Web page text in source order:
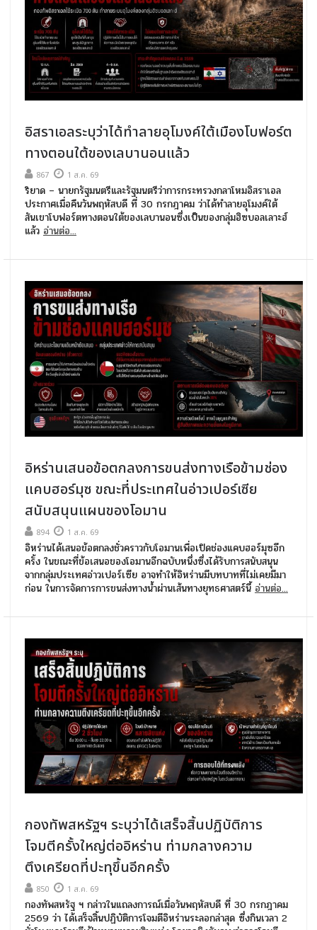
อิสราเอลระบุว่าได้ทำลายอุโมงค์ใต้เมืองโบฟอร์ต
ทางตอนใต้ของเลบานอนแล้ว
867 1 ส.ค. 69
ริยาด – นายกรัฐมนตรีและรัฐมนตรีว่าการกระทรวงกลาโหมอิสราเอล
ประกาศเมื่อคืนวันพฤหัสบดี ที่ 30 กรกฎาคม ว่าได้ทำลายอุโมงค์ใต้
สันเขาโบฟอร์ตทางตอนใต้ของเลบานอนซึ่งเป็นของกลุ่มฮิซบอลเลาะฮ์
แล้ว อ่านต่อ...
อิหร่านเสนอข้อตกลงการขนส่งทางเรือข้ามช่อง
แคบฮอร์มุซ ขณะที่ประเทศในอ่าวเปอร์เซีย
สนับสนุนแผนของโอมาน
894 1 ส.ค. 69
อิหร่านได้เสนอข้อตกลงชั่วคราวกับโอมานเพื่อเปิดช่องแคบฮอร์มุซอีก
ครั้ง ในขณะที่ข้อเสนอของโอมานอีกฉบับหนึ่งซึ่งได้รับการสนับสนุน
จากกลุ่มประเทศอ่าวเปอร์เซีย อาจทำให้อิหร่านมีบทบาทที่ไม่เคยมีมา
ก่อน ในการจัดการการขนส่งทางน้ำผ่านเส้นทางยุทธศาสตร์นี้ อ่านต่อ...
กองทัพสหรัฐฯ ระบุว่าได้เสร็จสิ้นปฏิบัติการ
โจมตีครั้งใหญ่ต่ออิหร่าน ท่ามกลางความ
ตึงเครียดที่ปะทุขึ้นอีกครั้ง
850 1 ส.ค. 69
กองทัพสหรัฐ ฯ กล่าวในแถลงการณ์เมื่อวันพฤหัสบดี ที่ 30 กรกฎาคม
2569 ว่า ได้เสร็จสิ้นปฏิบัติการโจมตีอิหร่านระลอกล่าสุด ซึ่งกินเวลา 2